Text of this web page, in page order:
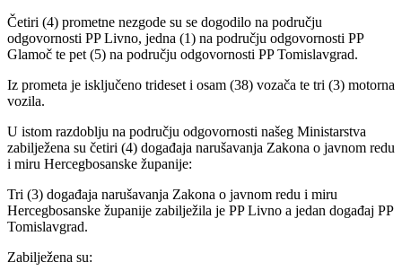
Četiri (4) prometne nezgode su se dogodilo na području
odgovornosti PP Livno, jedna (1) na području odgovornosti PP
Glamoč te pet (5) na području odgovornosti PP Tomislavgrad.
Iz prometa je isključeno trideset i osam (38) vozača te tri (3) motorna
vozila.
U istom razdoblju na području odgovornosti našeg Ministarstva
zabilježena su četiri (4) događaja narušavanja Zakona o javnom redu
i miru Hercegbosanske županije:
Tri (3) događaja narušavanja Zakona o javnom redu i miru
Hercegbosanske županije zabilježila je PP Livno a jedan događaj PP
Tomislavgrad.
Zabilježena su: